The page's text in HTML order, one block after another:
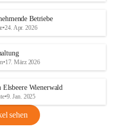
Betriebe
•24. Apr. 2026
•17. März 2026
Elsbeere Wienerwald
•9. Jan. 2025
sehen